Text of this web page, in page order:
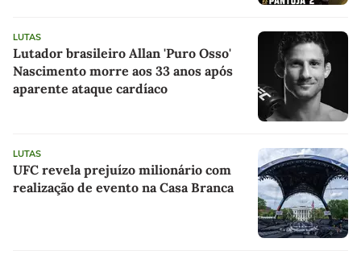
LUTAS
Lutador brasileiro Allan 'Puro Osso'
Nascimento morre aos 33 anos após
aparente ataque cardíaco
LUTAS
UFC revela prejuízo milionário com
realização de evento na Casa Branca